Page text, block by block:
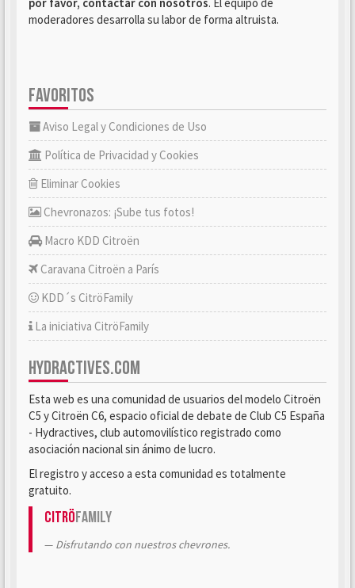
moderadores desarrolla su labor de forma altruista.
FAVORITOS
Aviso Legal y Condiciones de Uso
Política de Privacidad y Cookies
Eliminar Cookies
Chevronazos: ¡Sube tus fotos!
Macro KDD Citroën
Caravana Citroën a París
KDD´s CitröFamily
La iniciativa CitröFamily
HYDRACTIVES.COM
Esta web es una comunidad de usuarios del modelo Citroën
C5 y Citroën C6, espacio oficial de debate de Club C5 España
- Hydractives, club automovilístico registrado como
asociación nacional sin ánimo de lucro.
El registro y acceso a esta comunidad es totalmente
gratuito.
CitröFamily
Disfrutando con nuestros chevrones.